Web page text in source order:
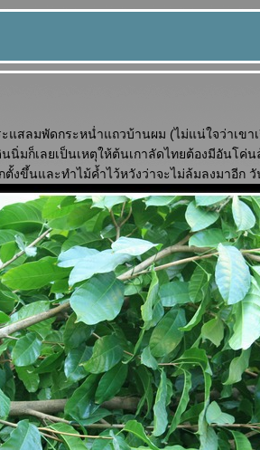
แสลมพัดกระหน่ำแถวบ้านผม (ไม่แน่ใจว่าเขา
นิ่มก็เลยเป็นเหตุให้ต้นเกาลัดไทยต้องมีอันโค่
งขึ้นและทำไม้ค้ำไว้หวังว่าจะไม่ล้มลงมาอีก